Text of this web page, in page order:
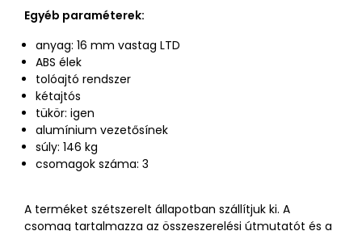
Egyéb paraméterek:
anyag: 16 mm vastag LTD
ABS élek
tolóajtó rendszer
kétajtós
tükör: igen
alumínium vezetősínek
súly: 146 kg
csomagok száma: 3
A terméket szétszerelt állapotban szállítjuk ki. A
csomag tartalmazza az összeszerelési útmutatót és a